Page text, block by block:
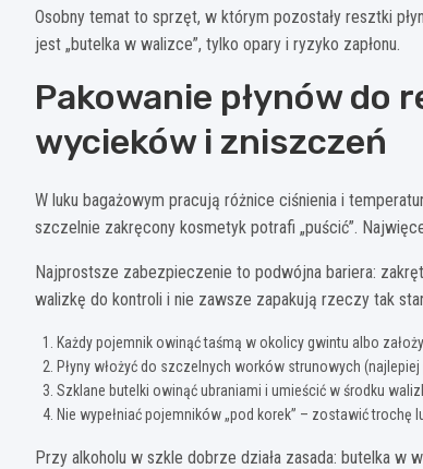
Osobny temat to sprzęt, w którym pozostały resztki
jest „butelka w walizce”, tylko opary i ryzyko zapłonu.
Pakowanie płynów do
wycieków i zniszczeń
W luku bagażowym pracują różnice ciśnienia i
szczelnie zakręcony kosmetyk potrafi „puścić”.
Najprostsze zabezpieczenie to podwójna bariera:
walizkę do kontroli i nie zawsze zapakują rzeczy tak
Każdy pojemnik owinąć taśmą w okolicy gwintu albo
Płyny włożyć do szczelnych worków strunowych
Szklane butelki owinąć ubraniami i umieścić w środku
Nie wypełniać pojemników „pod korek” – zostawić trochę
Przy alkoholu w szkle dobrze działa zasada: butelka w